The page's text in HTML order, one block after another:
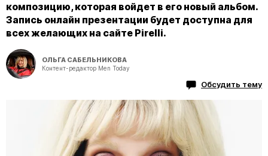
композицию, которая войдет в его новый альбом.
Запись онлайн презентации будет доступна для
всех желающих на сайте Pirelli.
ОЛЬГА САБЕЛЬНИКОВА
Контент-редактор Men Today
Обсудить тему